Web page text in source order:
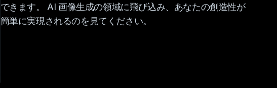
できます。 AI 画像生成の領域に飛び込み、あなたの創造性が
簡単に実現されるのを見てください。